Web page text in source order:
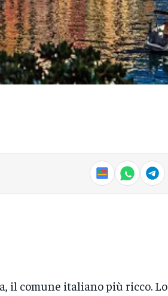
il comune italiano più ricco. Lo